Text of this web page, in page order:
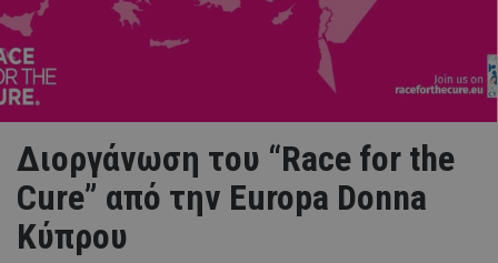
Διοργάνωση του “Race for the
Cure” από την Europa Donna
Κύπρου